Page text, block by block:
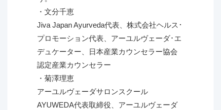
・文分千恵
Jiva Japan Ayurveda代表、株式会社ヘルス･
プロモーション代表、アーユルヴェーダ･エ
デュケーター、日本産業カウンセラー協会
認定産業カウンセラー
・菊澤理恵
アーユルヴェーダサロンスクール
AYUWEDA代表取締役、アーユルヴェーダ